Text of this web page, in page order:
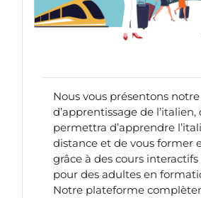
Nous vous présentons
d’apprentissage de l’italien,
permettra d’apprendre
distance et de vous former
grâce à des cours interactifs
pour des adultes en
Notre plateforme